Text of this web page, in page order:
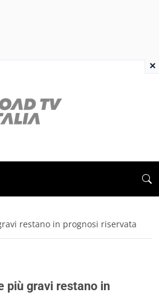
restano in prognosi riservata
più gravi restano in
×